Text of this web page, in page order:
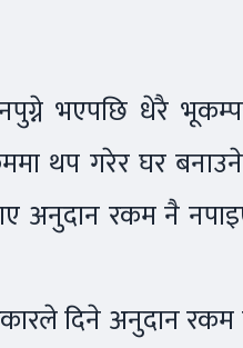
भएपछि धेरै
थप गरेर घर
अनुदान रकम नै
दिने अनुदान